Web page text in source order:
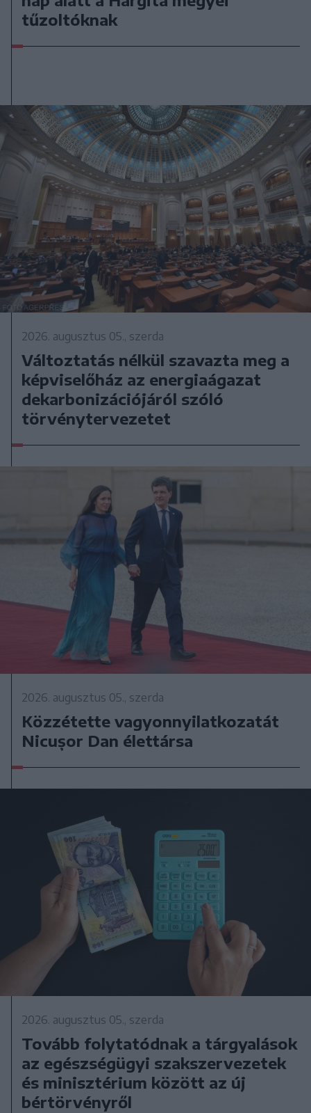
tűzoltóknak
2026. augusztus 05., szerda
Változtatás nélkül szavazta meg a
képviselőház az energiaágazat
dekarbonizációjáról szóló
törvénytervezetet
2026. augusztus 05., szerda
Közzétette vagyonnyilatkozatát
Nicușor Dan élettársa
2026. augusztus 05., szerda
Tovább folytatódnak a tárgyalások
az egészségügyi szakszervezetek
és minisztérium között az új
bértörvényről